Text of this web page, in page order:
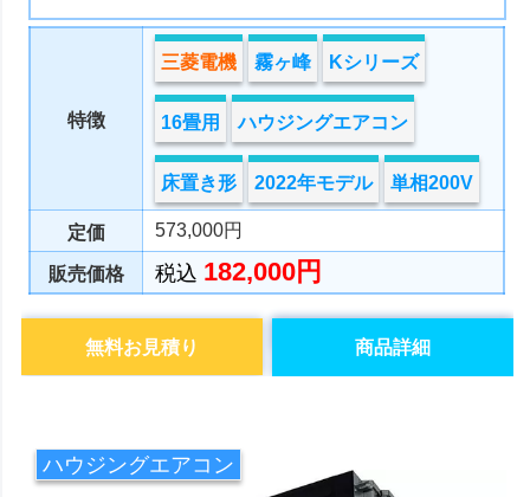
特徴
三菱電機 霧ヶ峰 Kシリーズ
16畳用 ハウジングエアコン
床置き形 2022年モデル 単相200V
定価 573,000円
販売価格 税込 182,000円
商品詳細
無料お見積り
ハウジングエアコン